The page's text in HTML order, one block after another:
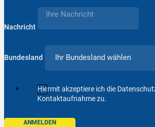
Nachricht
Bundesland
Hiermit akzeptiere ich die
Kontaktaufnahme zu.
ANMELDEN